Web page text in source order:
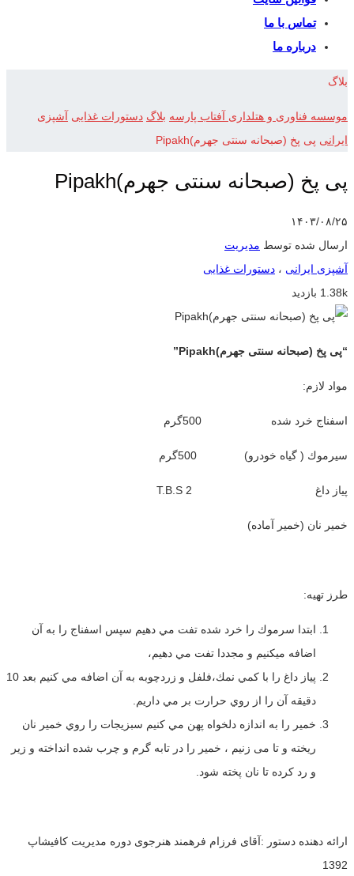
تماس با ما
درباره ما
بلاگ
موسسه فناوری و هتلداری آفتاب پارسه بلاگ دستورات غذایی آشپزی
ایرانی پی پخ (صبحانه سنتی جهرم)Pipakh
پی پخ (صبحانه سنتی جهرم)Pipakh
۱۴۰۳/۰۸/۲۵
ارسال شده توسط مدیریت
آشپزی ایرانی ، دستورات غذایی
1.38k بازدید
“پی پخ (صبحانه سنتی جهرم)Pipakh”
مواد لازم:
اسفناج خرد شده 500گرم
سيرموك ( گياه خودرو) 500گرم
پياز داغ 2 T.B.S
خمير نان (خمير آماده)
طرز تهيه:
ابتدا سرموك را خرد شده تفت مي دهيم سپس اسفناج را به آن
اضافه ميكنيم و مجددا تفت مي دهيم،
پياز داغ را با كمي نمك،فلفل و زردچوبه به آن اضافه مي كنيم بعد 10
دقيقه آن را از روي حرارت بر مي داريم.
خمير را به اندازه دلخواه پهن مي كنيم سبزيجات را روي خمير نان
ريخته و تا می زنیم ، خمير را در تابه گرم و چرب شده انداخته و زیر
و رد کرده تا نان پخته شود.
ارائه دهنده دستور :آقای فرزام فرهمند هنرجوی دوره مدیریت کافیشاپ
1392